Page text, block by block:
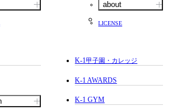
about
LICENSE
K-1甲子園・カレッジ
K-1 AWARDS
K-1 GYM